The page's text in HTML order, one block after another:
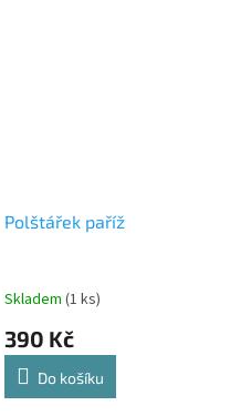
Polštářek paříž
Skladem (1 ks)
390 Kč
Do košíku